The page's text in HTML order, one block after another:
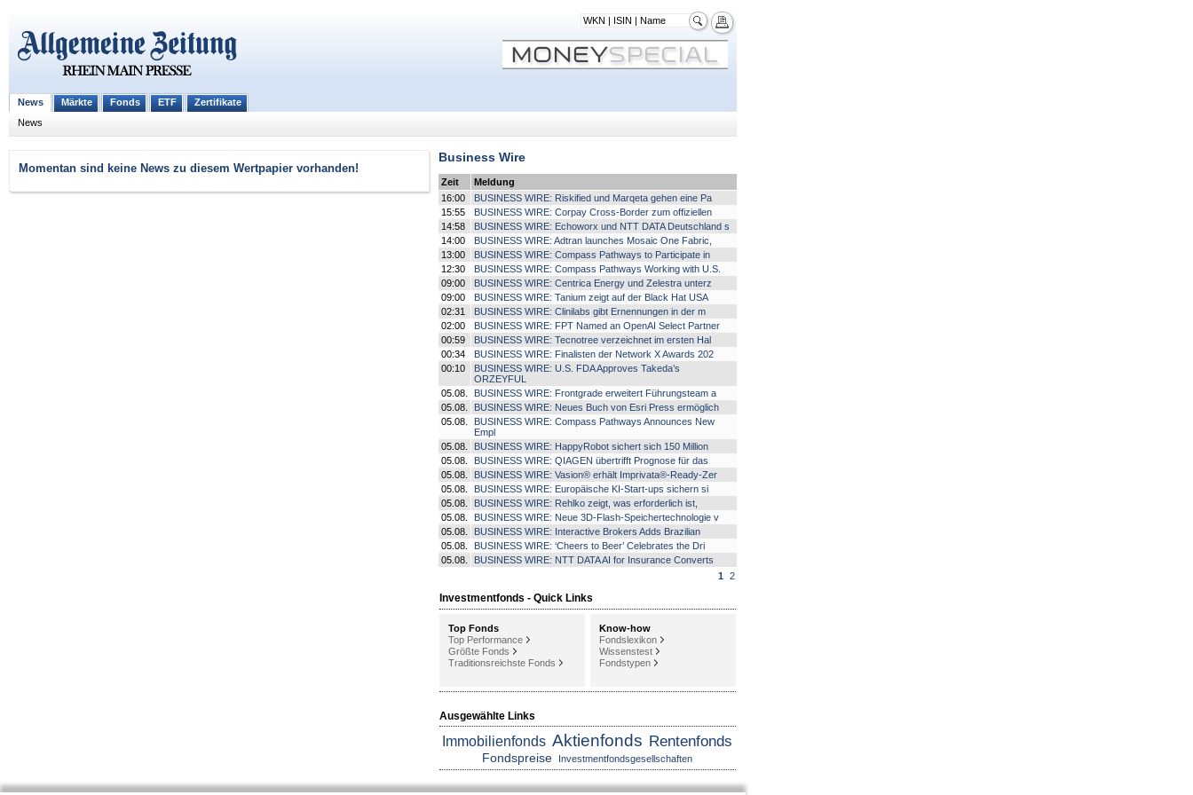
News Märkte Fonds ETF
Zertifikate
News
Momentan sind keine News zu diesem Wertpapier vorhanden!
Business Wire
Zeit
Meldung
16:00
BUSINESS WIRE: Riskified und Marqeta gehen eine Pa
15:55
BUSINESS WIRE: Corpay Cross-Border zum offiziellen
14:58
BUSINESS WIRE: Echoworx und NTT DATA Deutschland s
14:00
BUSINESS WIRE: Adtran launches Mosaic One Fabric,
13:00
BUSINESS WIRE: Compass Pathways to Participate in
12:30
BUSINESS WIRE: Compass Pathways Working with U.S.
09:00
BUSINESS WIRE: Centrica Energy und Zelestra unterz
09:00
BUSINESS WIRE: Tanium zeigt auf der Black Hat USA
02:31
BUSINESS WIRE: Clinilabs gibt Ernennungen in der m
02:00
BUSINESS WIRE: FPT Named an OpenAI Select Partner
00:59
BUSINESS WIRE: Tecnotree verzeichnet im ersten Hal
00:34
BUSINESS WIRE: Finalisten der Network X Awards 202
00:10
BUSINESS WIRE: U.S. FDA Approves Takeda’s
ORZEYFUL
05.08.
BUSINESS WIRE: Frontgrade erweitert Führungsteam a
05.08.
BUSINESS WIRE: Neues Buch von Esri Press ermöglich
05.08.
BUSINESS WIRE: Compass Pathways Announces New
Empl
05.08.
BUSINESS WIRE: HappyRobot sichert sich 150 Million
05.08.
BUSINESS WIRE: QIAGEN übertrifft Prognose für das
05.08.
BUSINESS WIRE: Vasion® erhält Imprivata®-Ready-Zer
05.08.
BUSINESS WIRE: Europäische KI-Start-ups sichern si
05.08.
BUSINESS WIRE: Rehlko zeigt, was erforderlich ist,
05.08.
BUSINESS WIRE: Neue 3D-Flash-Speichertechnologie v
05.08.
BUSINESS WIRE: Interactive Brokers Adds Brazilian
05.08.
BUSINESS WIRE: ‘Cheers to Beer’ Celebrates the Dri
05.08.
BUSINESS WIRE: NTT DATA AI for Insurance Converts
1
2
Investmentfonds - Quick Links
Top Fonds
Top Performance
Größte Fonds
Traditionsreichste Fonds
Know-how
Fondslexikon
Wissenstest
Fondstypen
Ausgewählte Links
Immobilienfonds Aktienfonds Rentenfonds
Fondspreise Investmentfondsgesellschaften